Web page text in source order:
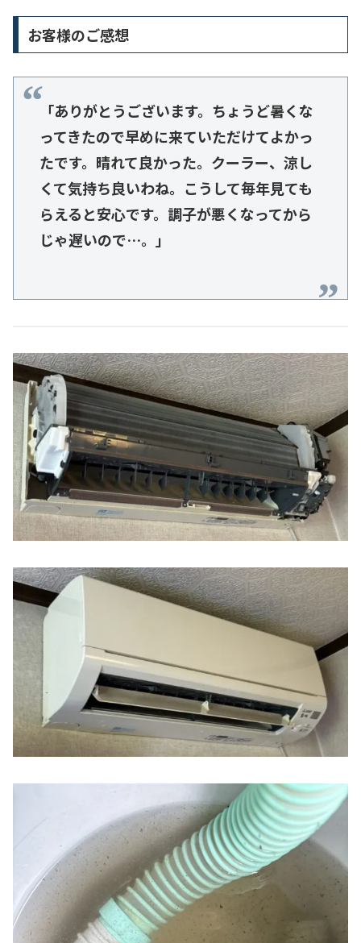
お客様のご感想
「ありがとうございます。ちょうど暑くな
ってきたので早めに来ていただけてよかっ
たです。晴れて良かった。クーラー、涼し
くて気持ち良いわね。こうして毎年見ても
らえると安心です。調子が悪くなってから
じゃ遅いので…。」